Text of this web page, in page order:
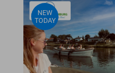
NEW
TODAY